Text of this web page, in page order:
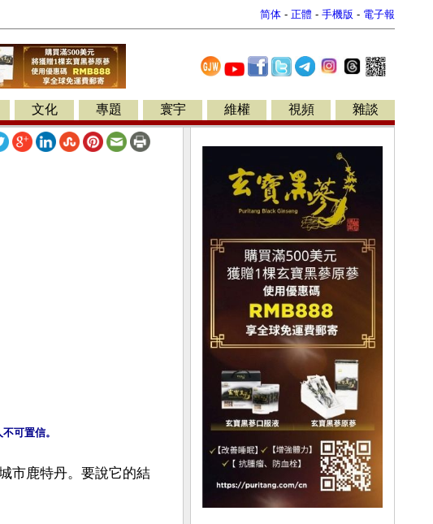
简体 - 正體 - 手機版 - 電子報
文化 專題 寰宇 維權 視頻 雜談
可置信。
市鹿特丹。要說它的結